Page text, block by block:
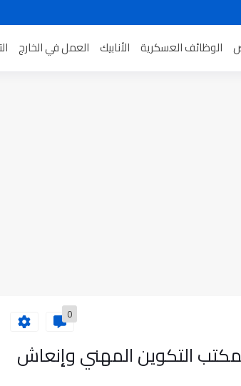
الوظائف العسكرية الأنابيك العمل في الخارج
0
بمكتب التكوين المهني وإنعاش